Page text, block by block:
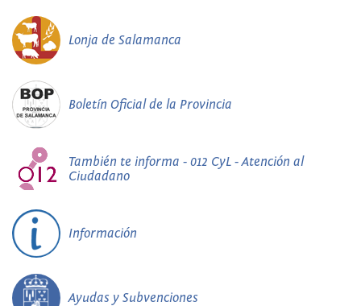
Lonja de Salamanca
Boletín Oficial de la Provincia
También te informa - 012 CyL - Atención al
Ciudadano
Información
Ayudas y Subvenciones